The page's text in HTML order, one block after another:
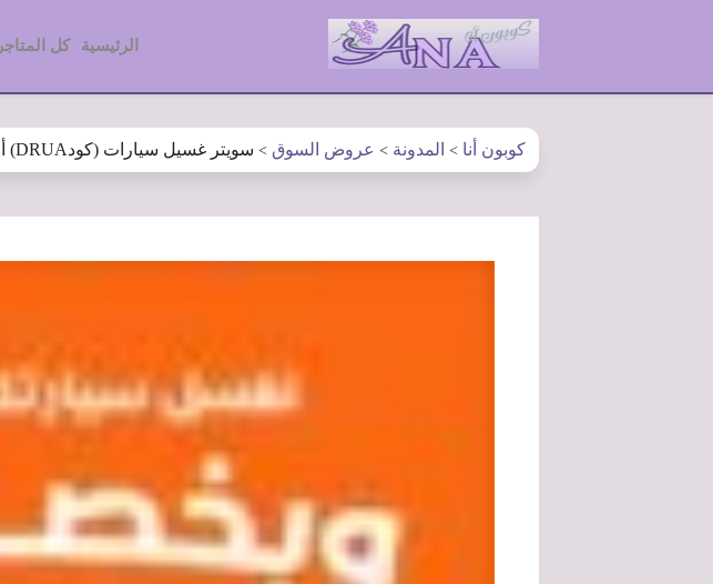
الرئيسية كل المتاجر
كوبون أنا > المدونة > عروض السوق > سويتر غسيل سيارات (كودDRUA) أفضل تطبيق لغسيل متنقل